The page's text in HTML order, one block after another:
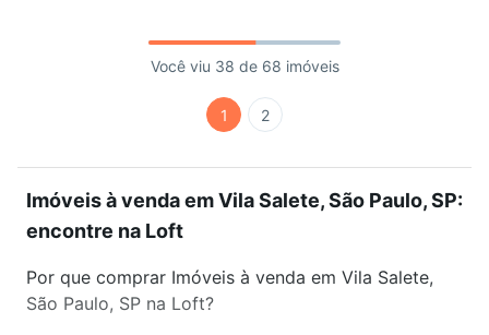
Você viu 38 de 68 imóveis
1 2
Imóveis à venda em Vila Salete, São Paulo, SP:
encontre na Loft
Por que comprar Imóveis à venda em Vila Salete,
São Paulo, SP na Loft?